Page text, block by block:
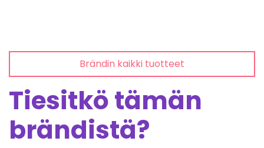
Brändin kaikki tuotteet
Tiesitkö tämän
brändistä?